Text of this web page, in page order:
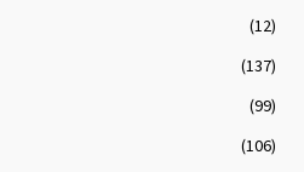
(12)
(137)
(99)
(106)